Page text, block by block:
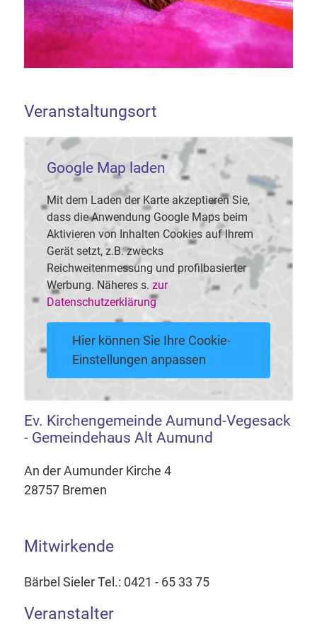
Veranstaltungsort
Google Map laden
Mit dem Laden der Karte akzeptieren Sie,
dass die Anwendung Google Maps beim
Aktivieren von Inhalten Cookies auf Ihrem
Gerät setzt, z.B. zwecks
Reichweitenmessung und profilbasierter
Werbung. Näheres s. zur
Datenschutzerklärung
Hier können Sie Ihre Cookie-
Einstellungen anpassen
Ev. Kirchengemeinde Aumund-Vegesack
- Gemeindehaus Alt Aumund
An der Aumunder Kirche 4
28757 Bremen
Mitwirkende
Bärbel Sieler Tel.: 0421 - 65 33 75
Veranstalter